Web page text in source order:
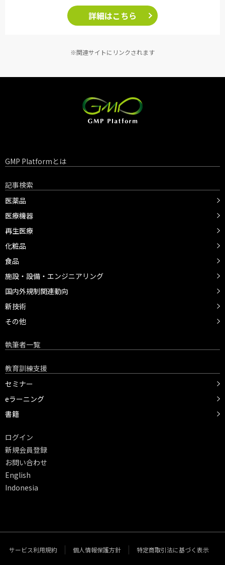
詳細はこちら
※関連サイトにリンクされます
GMP Platformとは
記事検索
医薬品
医療機器
再生医療
化粧品
食品
施設・設備・エンジニアリング
国内外規制関連動向
新技術
その他
執筆者一覧
教育訓練支援
セミナー
eラーニング
書籍
ログイン
新規会員登録
お問い合わせ
English
Indonesia
サービス利用規約 個人情報保護方針 特定商取引法に基づく表示